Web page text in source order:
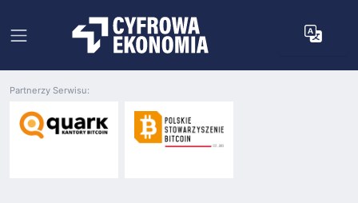
Partnerzy Serwisu: